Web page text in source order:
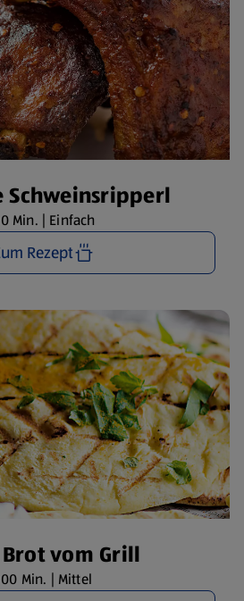
Schweinsripperl
Min. | Einfach
Rezept
Brot vom Grill
Min. | Mittel